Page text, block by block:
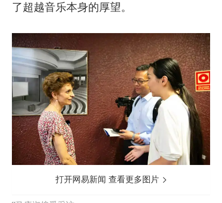
了超越音乐本身的厚望。
打开网易新闻 查看更多图片